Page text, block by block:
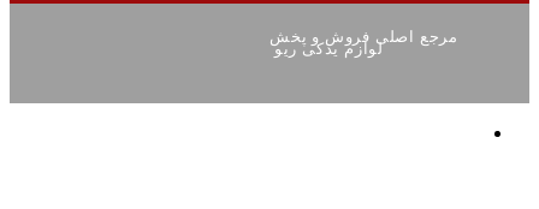
مرجع اصلی فروش و پخش
لوازم یدکی ریو